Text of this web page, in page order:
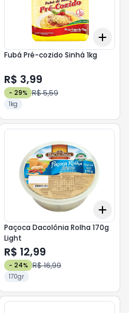
10 Add
Fubá Pré-cozido Sinhá 1kg
R$ 3,99
- 29% R$ 5,59
1kg
Add
Paçoca Dacolônia Rolha 170g
Light
R$ 12,99
- 24% R$ 16,99
170gr